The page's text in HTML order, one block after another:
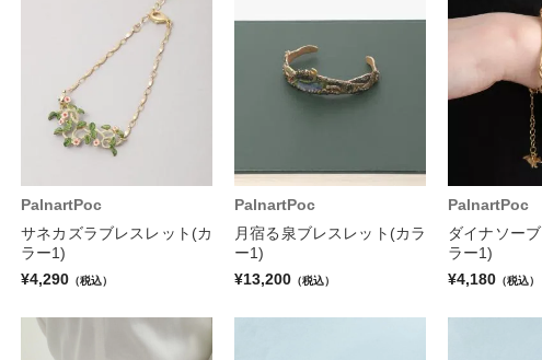
PalnartPoc
サネカズラブレスレット(カ
ラー1)
¥4,290 （税込）
PalnartPoc
月宿る泉ブレスレット(カラ
ー1)
¥13,200 （税込）
PalnartPoc
ダイナソー
ラー1)
¥4,180 （税込）